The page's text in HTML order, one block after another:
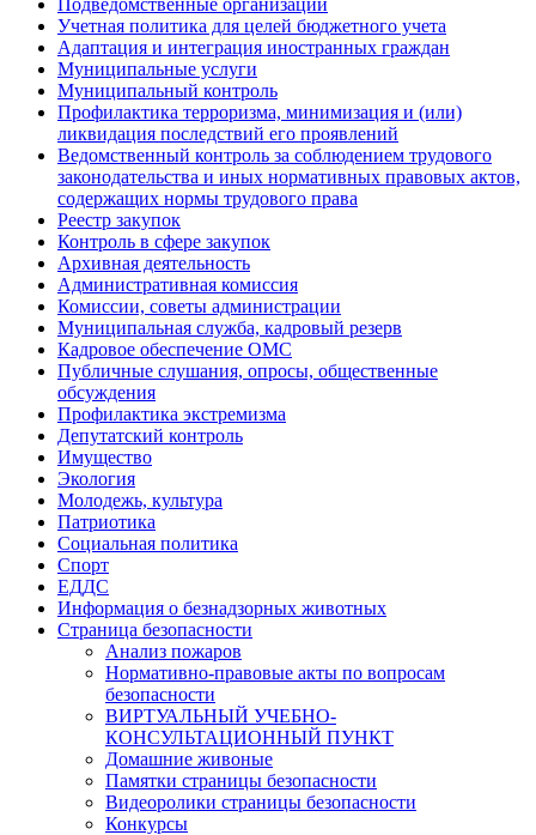
Подведомственные организации
Учетная политика для целей бюджетного учета
Адаптация и интеграция иностранных граждан
Муниципальные услуги
Муниципальный контроль
Профилактика терроризма, минимизация и (или)
ликвидация последствий его проявлений
Ведомственный контроль за соблюдением трудового
законодательства и иных нормативных правовых актов,
содержащих нормы трудового права
Реестр закупок
Контроль в сфере закупок
Архивная деятельность
Административная комиссия
Комиссии, советы администрации
Муниципальная служба, кадровый резерв
Кадровое обеспечение ОМС
Публичные слушания, опросы, общественные
обсуждения
Профилактика экстремизма
Депутатский контроль
Имущество
Экология
Молодежь, культура
Патриотика
Социальная политика
Спорт
ЕДДС
Информация о безнадзорных животных
Страница безопасности
Анализ пожаров
Нормативно-правовые акты по вопросам
безопасности
ВИРТУАЛЬНЫЙ УЧЕБНО-
КОНСУЛЬТАЦИОННЫЙ ПУНКТ
Домашние живоные
Памятки страницы безопасности
Видеоролики страницы безопасности
Конкурсы